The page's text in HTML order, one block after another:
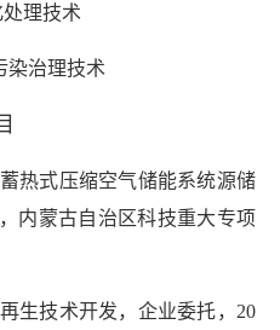
处理技术
染治理技术
热式压缩空气储能系统源储
内蒙古自治区科技重大专项
生技术开发，企业委托，20